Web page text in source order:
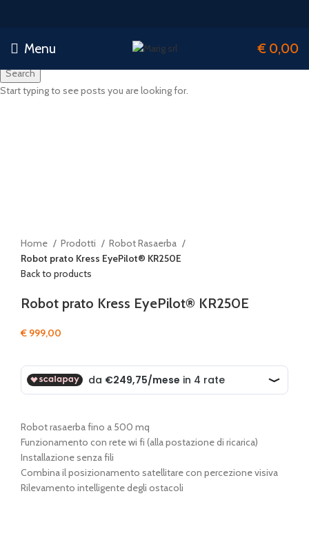
Menu € 0,00
Home Prodotti
Robot Rasaerba
Robot prato Kress EyePilot® KR250E
Back to products
Robot prato Kress EyePilot® KR250E
€ 999,00
Robot rasaerba fino a 500 mq
Funzionamento con rete wi fi (alla postazione di ricarica)
Installazione senza fili
Combina il posizionamento satellitare con percezione visiva
Rilevamento intelligente degli ostacoli
Search
Start typing to see posts you are looking for.